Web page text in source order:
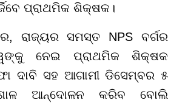
ପ୍ରାଥମିକ ଶିକ୍ଷକ।
ରାଜ୍ୟର ସମସ୍ତ NPS ବର୍ଗର
ନେଇ ପ୍ରାଥମିକ ଶିକ୍ଷକ
ଦାବି ସହ ଆଗାମୀ ଡିସେମ୍ବର ୫
ଆନ୍ଦୋଳନ କରିବ ବୋଲି